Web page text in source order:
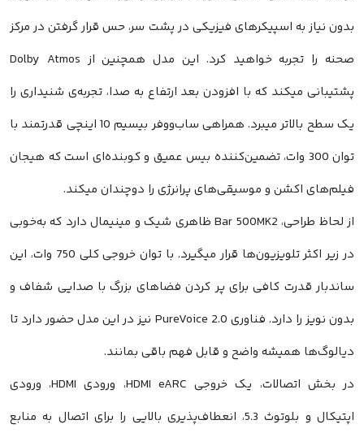
نیاز به اسپیکرهای فیزیکی در پشت سر، حس قرار گرفتن در مرکز
صحنه را تجربه خواهید کرد. این مدل همچنین از Dolby Atmos
میکند که با افزودن بعد ارتفاع به صدا، تجربه‌ی شنیداری را
یک سطح بالاتر میبرد. همراهی ساب‌ووفر بیسیم 10 اینچی قدرتمند با
توان 300 وات، تضمین‌کننده بیس عمیق و کوبنده‌ای است که هیجان
اکشن و موسیقی‌های پرانرژی را دوچندان میکند.
از لحاظ طراحی، Bar 500MK2 ظاهری شیک و مینیمال دارد که به‌خوبی
در زیر اکثر تلویزیون‌ها قرار میگیرد. با توان خروجی کلی 750 وات، این
قدرت کافی برای پر کردن فضاهای بزرگ با صدایی شفاف و
بدون نویز را دارد. فناوری PureVoice 2.0 نیز در این مدل حضور دارد تا
همیشه واضح و قابل فهم باقی بمانند.
در بخش اتصالات، یک خروجی HDMI eARC، ورودی HDMI، ورودی
اپتیکال و بلوتوث 5.3، انعطاف‌پذیری بالایی را برای اتصال به منابع